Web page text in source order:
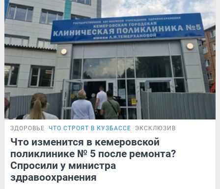
ЗДОРОВЬЕ ЧТО СТРОЯТ В КУЗБАССЕ ЭКСКЛЮЗИВ
Что изменится в кемеровской
поликлинике № 5 после ремонта?
Спросили у министра
здравоохранения